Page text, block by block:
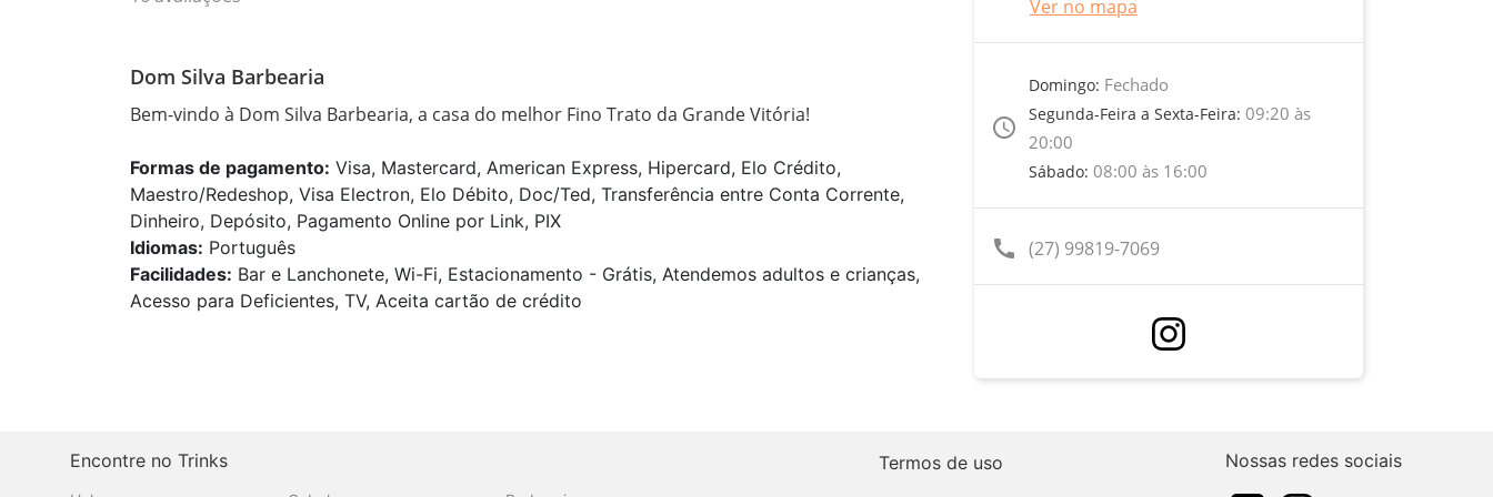
Dom Silva Barbearia
Bem-vindo à Dom Silva Barbearia, a casa do melhor Fino Trato da Grande Vitória!
Formas de pagamento: Visa, Mastercard, American Express, Hipercard, Elo Crédito,
Maestro/Redeshop, Visa Electron, Elo Débito, Doc/Ted, Transferência entre Conta Corrente,
Dinheiro, Depósito, Pagamento Online por Link, PIX
Idiomas: Português
Facilidades: Bar e Lanchonete, Wi-Fi, Estacionamento - Grátis, Atendemos adultos e crianças,
Acesso para Deficientes, TV, Aceita cartão de crédito
Ver no mapa
access_time
Domingo: Fechado
Segunda-Feira a Sexta-Feira: 09:20 às
20:00
Sábado: 08:00 às 16:00
call (27) 99819-7069
Encontre no Trinks
Termos de uso
Nossas redes sociais